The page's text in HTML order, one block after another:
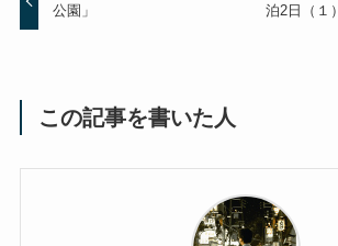
公園」
泊2日（１）
この記事を書いた人